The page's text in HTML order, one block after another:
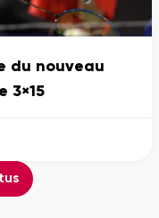
du nouveau
3×15